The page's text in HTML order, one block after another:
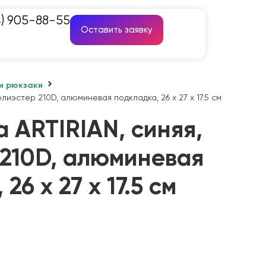
905-88-55
Оставить заявку
рюкзаки
210D, алюминевая подкладка, 26 x 27 x 17.5 см
ARTIRIAN, синяя,
алюминевая
x 27 x 17.5 см